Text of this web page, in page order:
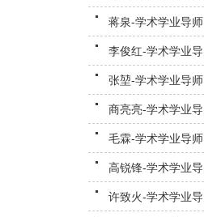
蒋泉-学术学业导师
李俊红-学术学业
张堃-学术学业导师
商亮亮-学术学业
毛霖-学术学业导师
高锐锋-学术学业
许致火-学术学业